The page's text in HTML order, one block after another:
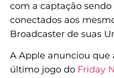
com a captação
conectados aos
Broadcaster de suas
A Apple anunciou que
último jogo do Friday